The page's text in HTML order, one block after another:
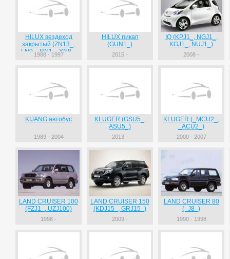
HILUX вездеход
закрытый (ZN13_,
LN9_, RN1_, YN8_,
LN8_)
1988 - 1997
HILUX пикап
(GUN1_)
2015 -
IQ (KPJ1_, NGJ1_,
KGJ1_, NUJ1_)
2008 -
KIJANG автобус
1989 - 2004
KLUGER (GSU5_,
ASU5_)
2013 -
KLUGER (_MCU2_,
_ACU2_)
2000 - 2007
LAND CRUISER 100
(FZJ1_, UZJ100)
1998 -
LAND CRUISER 150
(KDJ15_, GRJ15_)
2009 -
LAND CRUISER 80
(_J8_)
1990 - 1998